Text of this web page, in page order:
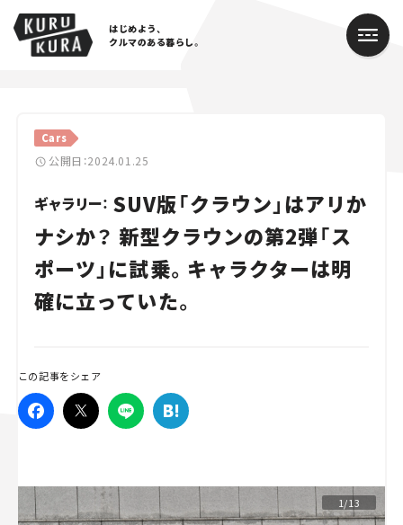
はじめよう、
クルマのある暮らし。
Cars
公開日：2024.01.25
ギャラリー： SUV版「クラウン」はアリか
ナシか？ 新型クラウンの第2弾「ス
ポーツ」に試乗。キャラクターは明
確に立っていた。
この記事をシェア
1/13
Cars
Lifestyle
Traffic
Special
Campaign
人気のハッシュタグ
スズキ ジムニー｜Suzuki Jimny